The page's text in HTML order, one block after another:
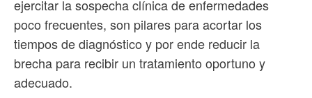
ejercitar la sospecha clínica de enfermedades
poco frecuentes, son pilares para acortar los
tiempos de diagnóstico y por ende reducir la
brecha para recibir un tratamiento oportuno y
adecuado.